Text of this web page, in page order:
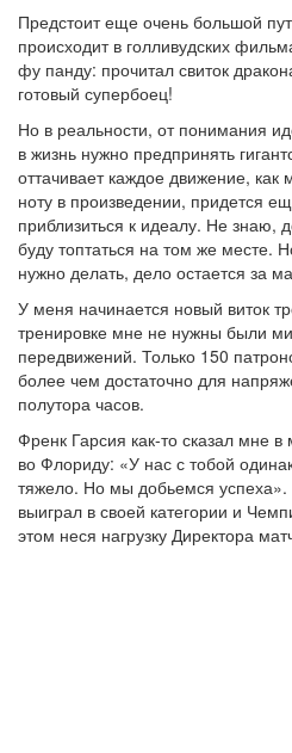
Предстоит еще очень большой
происходит в голливудских
фу панду: прочитал свиток
готовый супербоец!
Но в реальности, от понимания
в жизнь нужно предпринять
оттачивает каждое движение, как
ноту в произведении, придется
приблизиться к идеалу. Не знаю,
буду топтаться на том же месте.
нужно делать, дело остается за
У меня начинается новый виток
тренировке мне не нужны были
передвижений. Только 150
более чем достаточно для
полутора часов.
Френк Гарсия как-то сказал мне
во Флориду: «У нас с тобой
тяжело. Но мы добьемся
выиграл в своей категории и
этом неся нагрузку Директора